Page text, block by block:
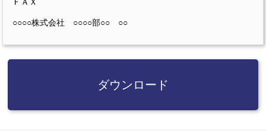
○○○○株式会社 ○○○○部○○ ○○
ダウンロード